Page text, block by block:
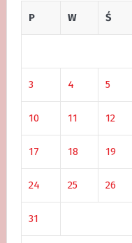
P W Ś
3 4 5
10 11 12
17 18 19
24 25 26
31